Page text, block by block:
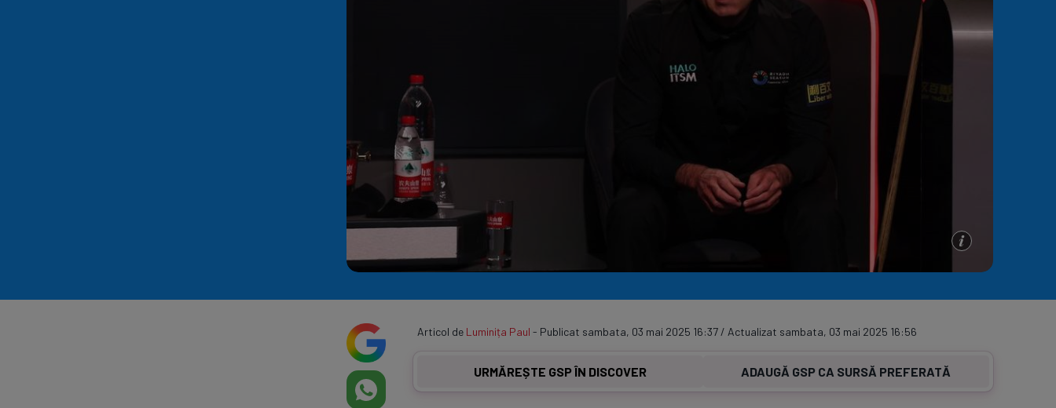
Articol de Luminița Paul - Publicat sambata, 03 mai 2025 16:37 / Actualizat sambata, 03 mai 2025 16:56
URMĂREȘTE GSP ÎN DISCOVER ADAUGĂ GSP CA SURSĂ PREFERATĂ